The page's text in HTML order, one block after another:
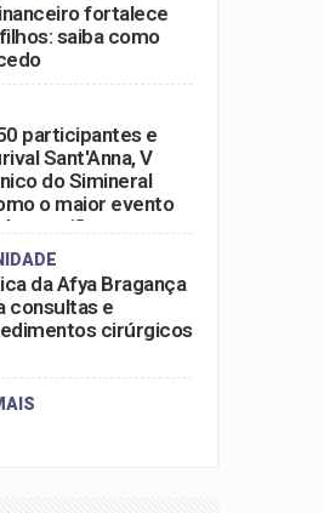
fortalece
saiba como
participantes e
Sant'Anna, V
do Simineral
o maior evento
na região
da Afya Bragança
consultas e
cirúrgicos